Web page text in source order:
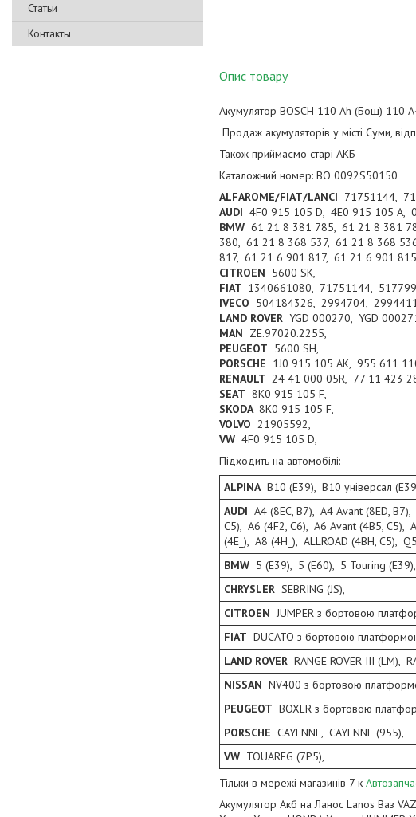
Статьи
Контакты
Опис товару
Акумулятор BOSCH 110 Ah (Бош) 110
Продаж акумуляторів у місті Суми,
Також приймаємо старі АКБ
Каталожний номер: BO 0092S50150
ALFAROME/FIAT/LANCI 71751144,
AUDI 4F0 915 105 D, 4E0 915 105 A,
BMW 61 21 8 381 785, 61 21 8 381
380, 61 21 8 368 537, 61 21 8 368
817, 61 21 6 901 817, 61 21 6 901
CITROEN 5600 SK,
FIAT 1340661080, 71751144,
IVECO 504184326, 2994704,
LAND ROVER YGD 000270, YGD
MAN ZE.97020.2255,
PEUGEOT 5600 SH,
PORSCHE 1J0 915 105 AK, 955 611
RENAULT 24 41 000 05R, 77 11 423
SEAT 8K0 915 105 F,
SKODA 8K0 915 105 F,
VOLVO 21905592,
VW 4F0 915 105 D,
Підходить на автомобілі:
ALPINAB10 (E39), B10 універсал
AUDI A4 (8EC, B7), A4 Avant (8ED,
C5), A6 (4F2, C6), A6 Avant (4B5, C5),
(4E_), A8 (4H_), ALLROAD (4BH, C5),
BMW 5 (E39), 5 (E60), 5 Touring
CHRYSLER SEBRING (JS),
CITROEN JUMPER з бортовою
FIAT DUCATO з бортовою
LAND ROVER RANGE ROVER III (LM),
NISSAN NV400 з бортовою
PEUGEOT BOXER з бортовою
PORSCHE CAYENNE, CAYENNE (955),
VW TOUAREG (7P5),
Тільки в мережі магазинів 7 к
Акумулятор Акб на Ланос Lanos Ваз